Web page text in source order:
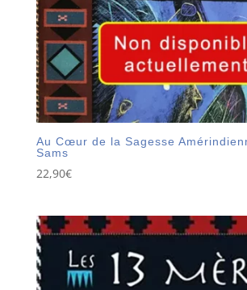
Au Cœur de la Sagesse
Sams
22,90€